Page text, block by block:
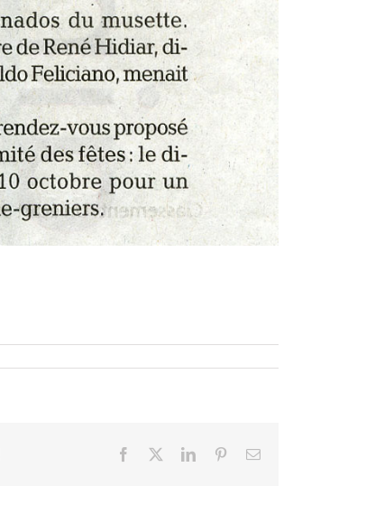
Facebook LinkedInPinterestEmail